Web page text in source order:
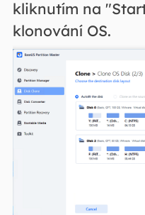
kliknutím na
klonování OS.